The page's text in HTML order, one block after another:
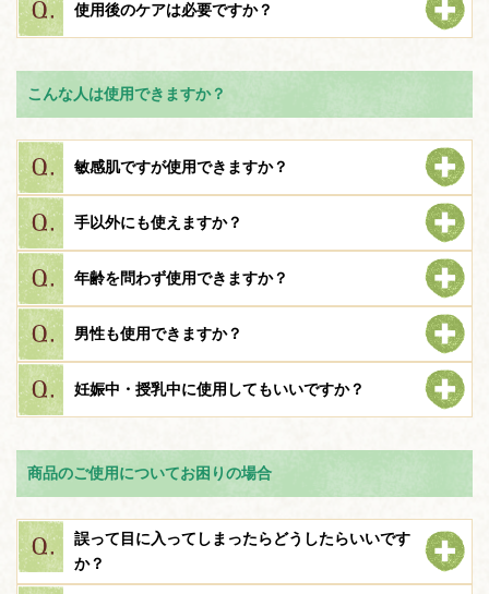
使用後のケアは必要ですか？
こんな人は使用できますか？
敏感肌ですが使用できますか？
手以外にも使えますか？
年齢を問わず使用できますか？
男性も使用できますか？
妊娠中・授乳中に使用してもいいですか？
商品のご使用についてお困りの場合
誤って目に入ってしまったらどうしたらいいです
か？